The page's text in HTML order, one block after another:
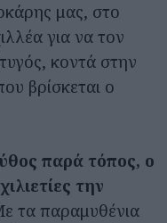
μας, στο
για να τον
κοντά στην
βρίσκεται ο
παρά τόπος, ο
την
τα παραμυθένια